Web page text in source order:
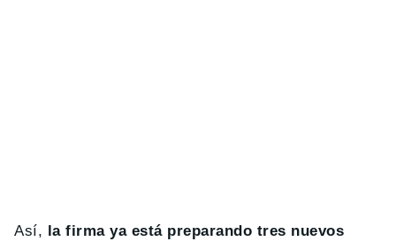
Así,
la firma ya está preparando tres nuevos